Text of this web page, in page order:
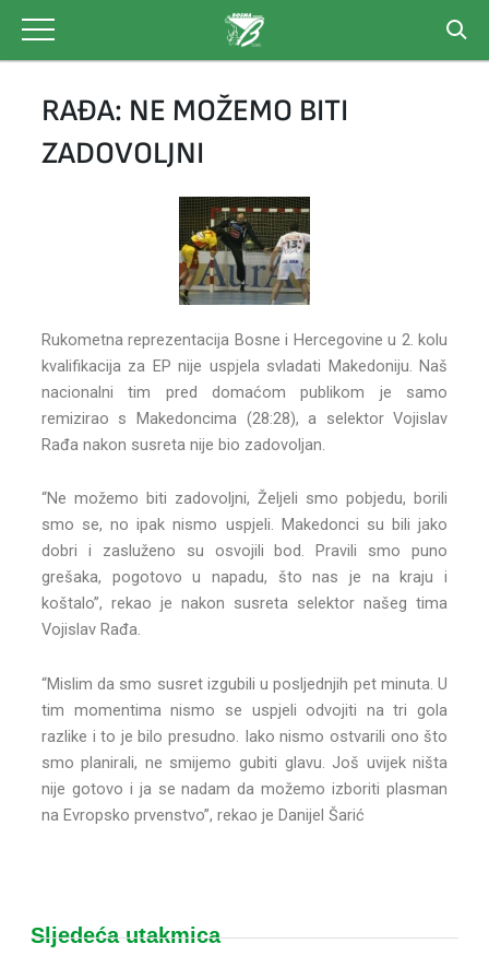
content
RAĐA: NE MOŽEMO BITI
ZADOVOLJNI
Rukometna reprezentacija Bosne i Hercegovine u 2. kolu
kvalifikacija za EP nije uspjela svladati Makedoniju. Naš
nacionalni tim pred domaćom publikom je samo
remizirao s Makedoncima (28:28), a selektor Vojislav
Rađa nakon susreta nije bio zadovoljan.
“Ne možemo biti zadovoljni, Željeli smo pobjedu, borili
smo se, no ipak nismo uspjeli. Makedonci su bili jako
dobri i zasluženo su osvojili bod. Pravili smo puno
grešaka, pogotovo u napadu, što nas je na kraju i
koštalo”, rekao je nakon susreta selektor našeg tima
Vojislav Rađa.
“Mislim da smo susret izgubili u posljednjih pet minuta. U
tim momentima nismo se uspjeli odvojiti na tri gola
razlike i to je bilo presudno. Iako nismo ostvarili ono što
smo planirali, ne smijemo gubiti glavu. Još uvijek ništa
nije gotovo i ja se nadam da možemo izboriti plasman
na Evropsko prvenstvo”, rekao je Danijel Šarić
Sljedeća utakmica